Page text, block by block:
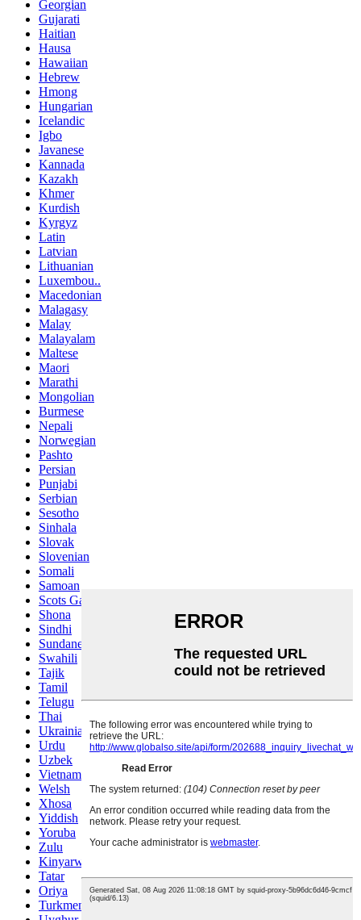
Georgian
Gujarati
Haitian
Hausa
Hawaiian
Hebrew
Hmong
Hungarian
Icelandic
Igbo
Javanese
Kannada
Kazakh
Khmer
Kurdish
Kyrgyz
Latin
Latvian
Lithuanian
Luxembou..
Macedonian
Malagasy
Malay
Malayalam
Maltese
Maori
Marathi
Mongolian
Burmese
Nepali
Norwegian
Pashto
Persian
Punjabi
Serbian
Sesotho
Sinhala
Slovak
Slovenian
Somali
Samoan
Scots Gaelic
Shona
Sindhi
Sundanese
Swahili
Tajik
Tamil
Telugu
Thai
Ukrainian
Urdu
Uzbek
Vietnamese
Welsh
Xhosa
Yiddish
Yoruba
Zulu
Kinyarwanda
Tatar
Oriya
Turkmen